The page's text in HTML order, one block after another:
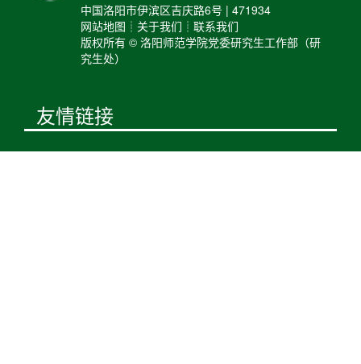
中国洛阳市伊滨区吉庆路6号 | 471934
网站地图┊关于我们┊联系我们
版权所有 © 洛阳师范学院党委研究生工作部（研
究生处）
友情链接